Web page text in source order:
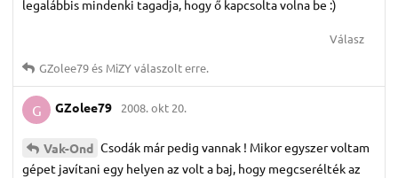
legalábbis mindenki tagadja, hogy ő kapcsolta volna be :)
Válasz
GZolee79és MiZYválaszolt erre.
G GZolee79 2008. okt 20.
Vak-Ond Csodák már pedig vannak ! Mikor egyszer voltam
gépet javítani egy helyen az volt a baj, hogy megcserélték az